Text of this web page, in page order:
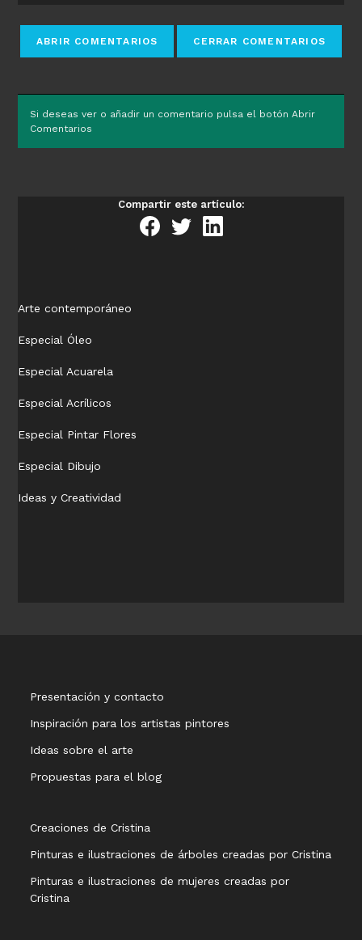
Si deseas ver o añadir un comentario pulsa el botón Abrir
Comentarios
Compartir este artículo:
Arte contemporáneo
Especial Óleo
Especial Acuarela
Especial Acrílicos
Especial Pintar Flores
Especial Dibujo
Ideas y Creatividad
Presentación y contacto
Inspiración para los artistas pintores
Ideas sobre el arte
Propuestas para el blog
Creaciones de Cristina
Pinturas e ilustraciones de árboles creadas por Cristina
Pinturas e ilustraciones de mujeres creadas por
Cristina